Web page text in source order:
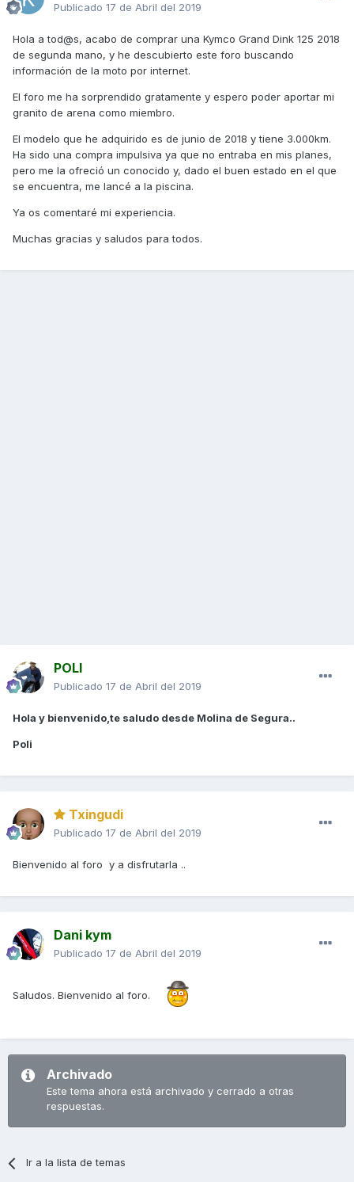
Publicado 17 de Abril del 2019
Hola a tod@s, acabo de comprar una Kymco Grand Dink 125 2018
de segunda mano, y he descubierto este foro buscando
información de la moto por internet.
El foro me ha sorprendido gratamente y espero poder aportar mi
granito de arena como miembro.
El modelo que he adquirido es de junio de 2018 y tiene 3.000km.
Ha sido una compra impulsiva ya que no entraba en mis planes,
pero me la ofreció un conocido y, dado el buen estado en el que
se encuentra, me lancé a la piscina.
Ya os comentaré mi experiencia.
Muchas gracias y saludos para todos.
POLI
Publicado 17 de Abril del 2019
Hola y bienvenido,te saludo desde Molina de Segura..
Poli
Txingudi
Publicado 17 de Abril del 2019
Bienvenido al foro y a disfrutarla ..
Dani kym
Publicado 17 de Abril del 2019
Saludos. Bienvenido al foro.
Archivado
Este tema ahora está archivado y cerrado a otras
respuestas.
Ir a la lista de temas